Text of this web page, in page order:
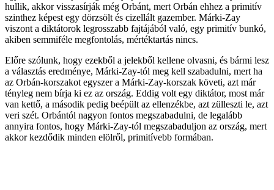
hullik, akkor visszasírják még Orbánt, mert Orbán ehhez a primitív
szinthez képest egy dörzsölt és cizellált gazember. Márki-Zay
viszont a diktátorok legrosszabb fajtájából való, egy primitív bunkó,
akiben semmiféle megfontolás, mértéktartás nincs.
Előre szólunk, hogy ezekből a jelekből kellene olvasni, és bármi lesz
a választás eredménye, Márki-Zay-tól meg kell szabadulni, mert ha
az Orbán-korszakot egyszer a Márki-Zay-korszak követi, azt már
tényleg nem bírja ki ez az ország. Eddig volt egy diktátor, most már
van kettő, a második pedig beépült az ellenzékbe, azt zülleszti le, azt
veri szét. Orbántól nagyon fontos megszabadulni, de legalább
annyira fontos, hogy Márki-Zay-tól megszabaduljon az ország, mert
akkor kezdődik minden elölről, primitívebb formában.